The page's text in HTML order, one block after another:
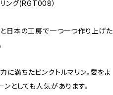
ング(RGT008）
と日本の工房で一つ一つ作り上げた
満ちたピンクトルマリン。愛をよ
としても人気があります。